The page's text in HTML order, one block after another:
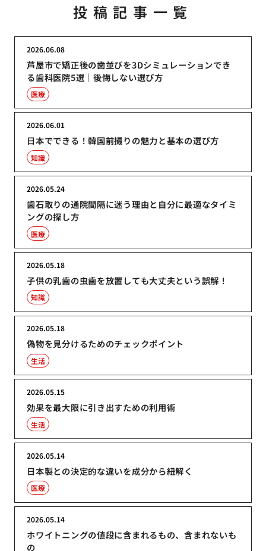
投稿記事一覧
芦屋市で矯正後の歯並びを3Dシミュレーションでき
る歯科医院5選｜後悔しない選び方
2026.06.08
医療
日本でできる！韓国前撮りの魅力と基本の選び方
2026.06.01
知識
歯石取りの通院間隔に迷う理由と自分に最適なタイミ
ングの探し方
2026.05.24
医療
子供の乳歯の虫歯を放置しても大丈夫という誤解！
2026.05.18
知識
偽物を見分けるためのチェックポイント
2026.05.18
生活
効果を最大限に引き出すための利用術
2026.05.15
生活
日本製との決定的な違いを成分から紐解く
2026.05.14
医療
ホワイトニングの値段に含まれるもの、含まれないも
の
2026.05.14